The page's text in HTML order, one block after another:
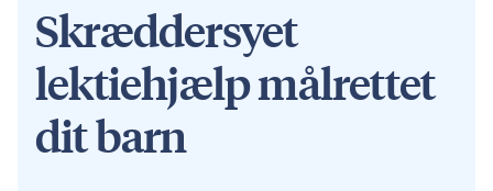
Skræddersyet
lektiehjælp målrettet
dit barn